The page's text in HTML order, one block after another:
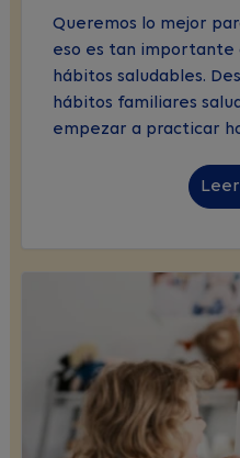
Queremos lo mejor
eso es tan
hábitos saludables.
hábitos familiares
empezar a practicar